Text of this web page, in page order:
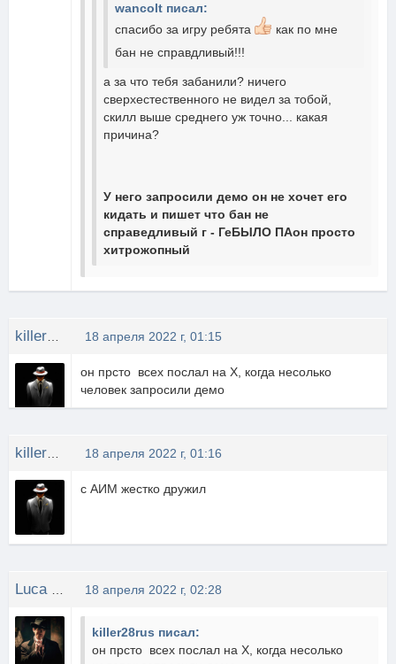
wancolt писал:
спасибо за игру ребята
как по мне
бан не справдливый!!!
а за что тебя забанили? ничего
сверхестественного не видел за тобой,
скилл выше среднего уж точно... какая
причина?
У него запросили демо он не хочет его
кидать и пишет что бан не
справедливый г - ГеБЫЛО ПАон просто
хитрожопный
18 апреля 2022 г, 01:15
он прсто всех послал на Х, когда несолько
человек запросили демо
18 апреля 2022 г, 01:16
с АИМ жестко дружил
18 апреля 2022 г, 02:28
killer28rus писал:
он прсто всех послал на Х, когда несолько